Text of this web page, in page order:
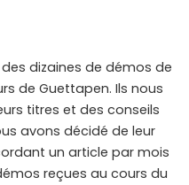
dizaines de démos de
de Guettapen. Ils nous
titres et des conseils
avons décidé de leur
un article par mois
reçues au cours du